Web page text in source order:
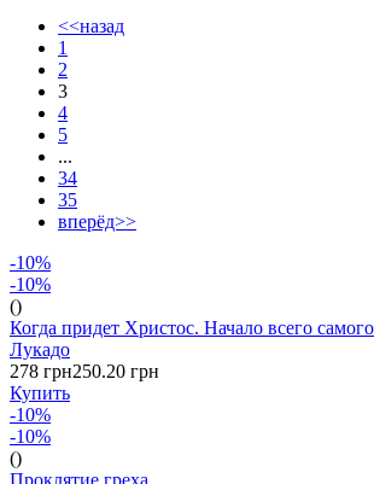
<<назад
1
2
3
4
5
...
34
35
вперёд>>
-10%
-10%
()
Когда придет Христос. Начало всего
Лукадо
278 грн250.20 грн
Купить
-10%
-10%
()